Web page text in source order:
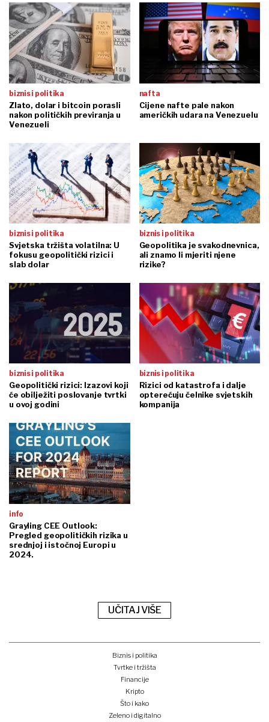
biznis i politika
Zlato, dolar i bitcoin porasli
nakon političkih previranja u
Venezueli
nafta
Cijene nafte pale nakon
američkih udara na Venezuelu
biznis i politika
Svjetska tržišta volatilna: U
fokusu geopolitički rizici i
slab dolar
biznis i politika
Geopolitika je svakodnevnica,
ali znamo li mjeriti njene
rizike?
biznis i politika
Geopolitički rizici: Izazovi koji
će obilježiti poslovanje tvrtki
u ovoj godini
biznis i politika
Rizici od katastrofa i dalje
opterećuju čelnike svjetskih
kompanija
info
Grayling CEE Outlook:
Pregled geopolitičkih rizika u
srednjoj i istočnoj Europi u
2024.
UČITAJ VIŠE
Biznis i politika
Tvrtke i tržišta
Financije
Kripto
Što i kako
Zeleno i digitalno